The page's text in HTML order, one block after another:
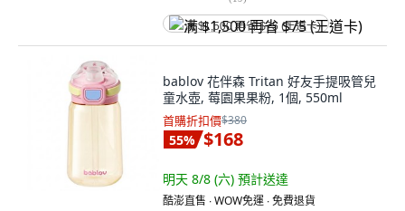
满 $1,500 再省 $75 (王道卡)
bablov 花伴森 Tritan 好友手提吸管兒
童水壺, 莓園果果粉, 1個, 550ml
首購折扣價$380
55% $168
明天 8/8 (六) 預計送達
酷澎直售 ∙ WOW免運 ∙ 免費退貨